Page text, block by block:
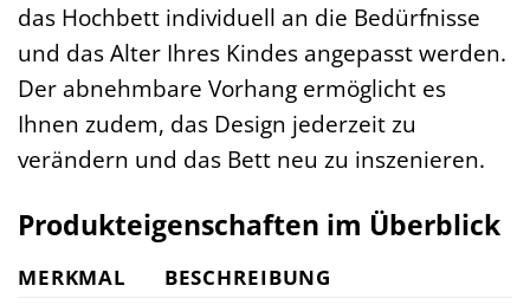
das Hochbett individuell an die Bedürfnisse
und das Alter Ihres Kindes angepasst werden.
Der abnehmbare Vorhang ermöglicht es
Ihnen zudem, das Design jederzeit zu
verändern und das Bett neu zu inszenieren.
Produkteigenschaften im Überblick
MERKMAL BESCHREIBUNG